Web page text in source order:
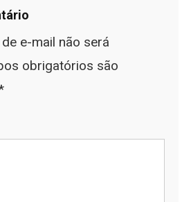
e-mail não será
obrigatórios são